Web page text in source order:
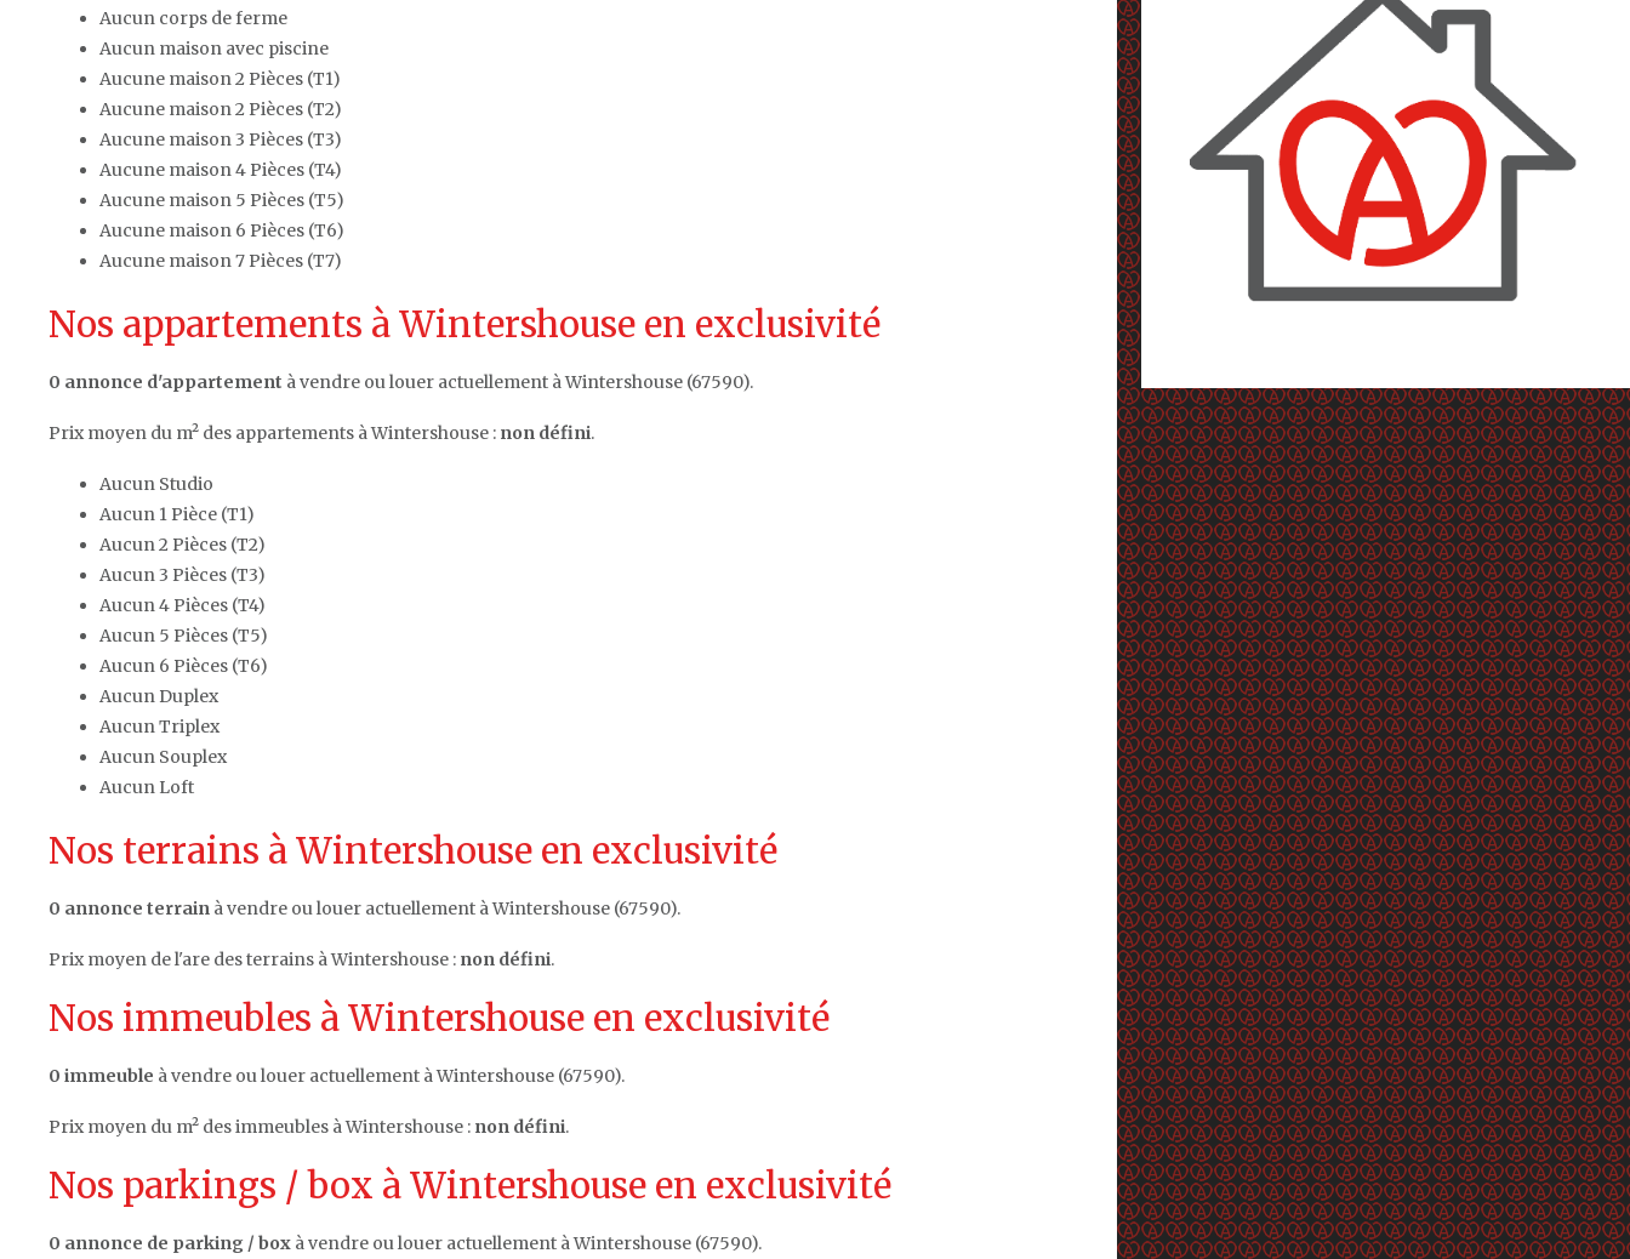
Aucun corps de ferme
Aucun maison avec piscine
Aucune maison 2 Pièces (T1)
Aucune maison 2 Pièces (T2)
Aucune maison 3 Pièces (T3)
Aucune maison 4 Pièces (T4)
Aucune maison 5 Pièces (T5)
Aucune maison 6 Pièces (T6)
Aucune maison 7 Pièces (T7)
Nos appartements à Wintershouse en exclusivité
0 annonce d'appartement à vendre ou louer actuellement à Wintershouse (67590).
Prix moyen du m² des appartements à Wintershouse : non défini.
Aucun Studio
Aucun 1 Pièce (T1)
Aucun 2 Pièces (T2)
Aucun 3 Pièces (T3)
Aucun 4 Pièces (T4)
Aucun 5 Pièces (T5)
Aucun 6 Pièces (T6)
Aucun Duplex
Aucun Triplex
Aucun Souplex
Aucun Loft
Nos terrains à Wintershouse en exclusivité
0 annonce terrain à vendre ou louer actuellement à Wintershouse (67590).
Prix moyen de l'are des terrains à Wintershouse : non défini.
Nos immeubles à Wintershouse en exclusivité
0 immeuble à vendre ou louer actuellement à Wintershouse (67590).
Prix moyen du m² des immeubles à Wintershouse : non défini.
Nos parkings / box à Wintershouse en exclusivité
0 annonce de parking / box à vendre ou louer actuellement à Wintershouse (67590).